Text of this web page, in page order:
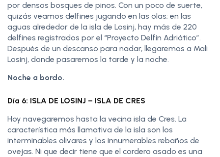
por densos bosques de pinos. Con un poco de suerte,
quizás veamos delfines jugando en las olas; en las
aguas alrededor de la isla de Losinj, hay más de 220
delfines registrados por el “Proyecto Delfín Adriático”.
Después de un descanso para nadar, llegaremos a Mali
Losinj, donde pasaremos la tarde y la noche.
Noche a bordo.
Día 6: ISLA DE LOSINJ – ISLA DE CRES
Hoy navegaremos hasta la vecina isla de Cres. La
característica más llamativa de la isla son los
interminables olivares y los innumerables rebaños de
ovejas. Ni que decir tiene que el cordero asado es una